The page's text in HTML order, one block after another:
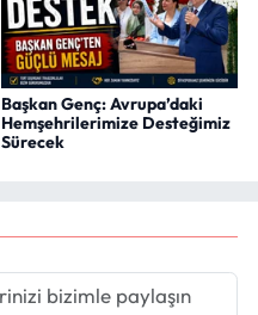
Başkan Genç: Avrupa’daki
Hemşehrilerimize Desteğimiz
Sürecek